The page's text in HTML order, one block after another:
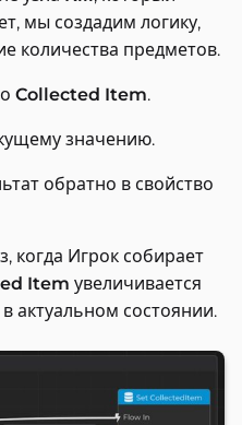
мы создадим логику,
количества предметов.
Collected Item.
значению.
обратно в свойство
когда Игрок собирает
Item увеличивается
актуальном состоянии.